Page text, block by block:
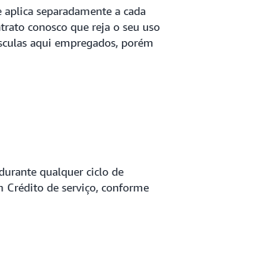
separadamente a cada
conosco que reja o seu uso
aqui empregados, porém
qualquer ciclo de
Crédito de serviço, conforme